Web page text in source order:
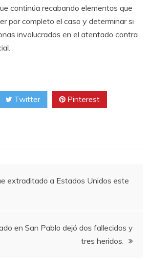
continúa recabando elementos que
por completo el caso y determinar si
involucradas en el atentado contra
Twitter Pinterest
extraditado a Estados Unidos este
en San Pablo dejó dos fallecidos y
tres heridos.